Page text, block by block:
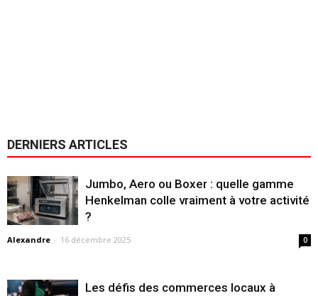
DERNIERS ARTICLES
Jumbo, Aero ou Boxer : quelle gamme
Henkelman colle vraiment à votre activité
?
Alexandre - 16 décembre 2025 0
Les défis des commerces locaux à